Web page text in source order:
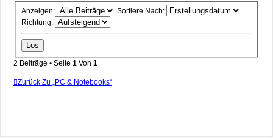
Anzeigen:
Sortiere Nach:
Richtung:
2 Beiträge • Seite 1 Von 1
Zurück Zu „PC & Notebooks“